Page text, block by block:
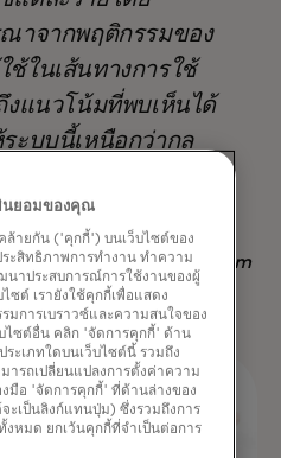
าจากพฤติกรรมของ
ในเส้นทางการใช้
งแนวโน้มที่พบเห็นได้
ะบบนี้เหนือกว่ากล
หยัดเวลาอีกด้วย
of Data, GlassesUSA.com
นยอมของคุณ
ล้ายกัน ('คุกกี้') บนเว็บไซต์ของ
ระสิทธิภาพการทำงาน ทำความ
นาประสบการณ์การใช้งานของผู้
ซต์ เรายังใช้คุกกี้เพื่อแสดง
มการเบราวซ์และความสนใจของ
ไซต์อื่น คลิก 'จัดการคุกกี้' ด้าน
ระเภทใดบนเว็บไซต์นี้ รวมถึง
ารถเปลี่ยนแปลงการตั้งค่าความ
งมือ 'จัดการคุกกี้' ที่ด้านล่างของ
ะเป็นลิงก์แทนปุ่ม) ซึ่งรวมถึงการ
งหมด ยกเว้นคุกกี้ที่จำเป็นต่อการ